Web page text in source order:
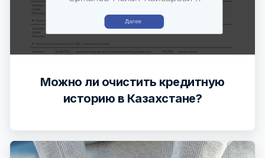
Можно ли очистить кредитную
историю в Казахстане?